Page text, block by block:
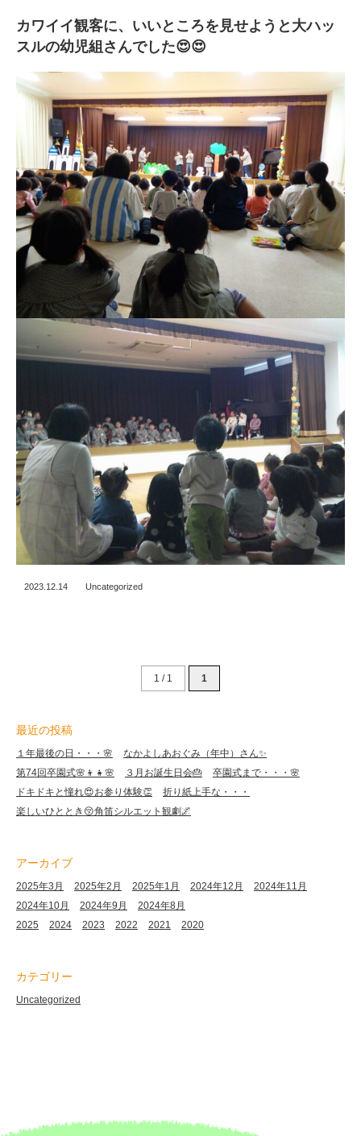
カワイイ観客に、いいところを見せようと大ハッ
スルの幼児組さんでした😍😍
2023.12.14 Uncategorized
1 / 1 1
最近の投稿
１年最後の日・・・🌸
なかよしあおぐみ（年中）さん✨
第74回卒園式🌸👦👧🌸
３月お誕生日会🎂
卒園式まで・・・🌸
ドキドキと憧れ😍お参り体験👏
折り紙上手な・・・
楽しいひととき😚角笛シルエット観劇🌌
アーカイブ
2025年3月 2025年2月 2025年1月 2024年12月
2024年11月
2024年10月
2024年9月
2024年8月
2025
2024 2023 2022 2021 2020
カテゴリー
Uncategorized